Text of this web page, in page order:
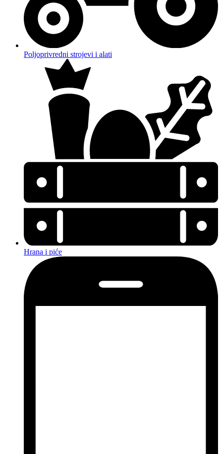
Poljoprivredni strojevi i alati
Hrana i piće